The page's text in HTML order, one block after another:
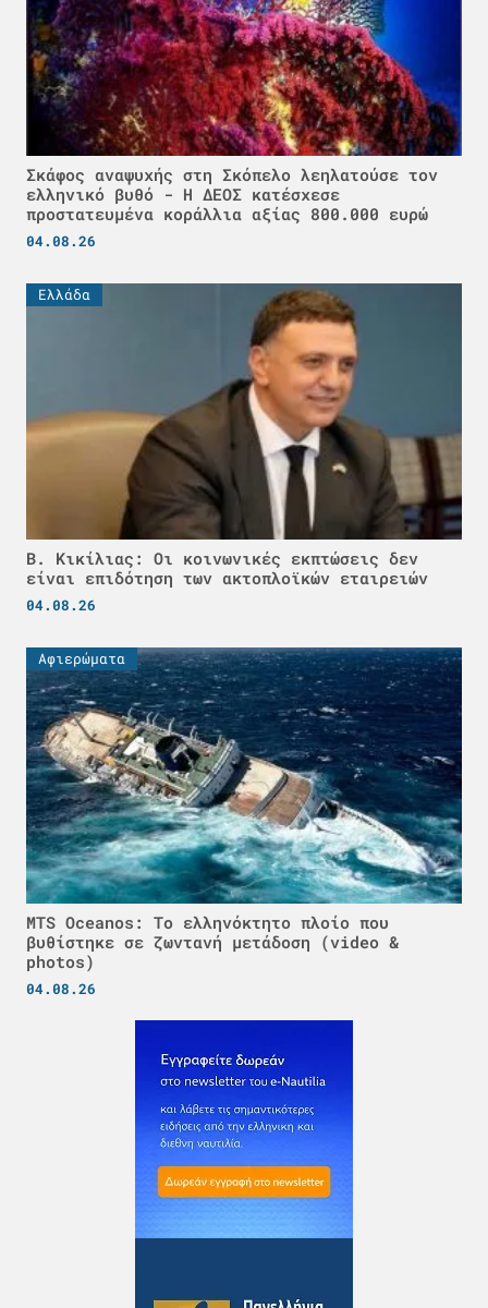
Σκάφος αναψυχής στη Σκόπελο λεηλατούσε τον
ελληνικό βυθό - H ΔΕΟΣ κατέσχεσε
προστατευμένα κοράλλια αξίας 800.000 ευρώ
04.08.26
Ελλάδα
Β. Κικίλιας: Οι κοινωνικές εκπτώσεις δεν
είναι επιδότηση των ακτοπλοϊκών εταιρειών
04.08.26
Αφιερώματα
MTS Oceanos: Το ελληνόκτητο πλοίο που
βυθίστηκε σε ζωντανή μετάδοση (video &
photos)
04.08.26